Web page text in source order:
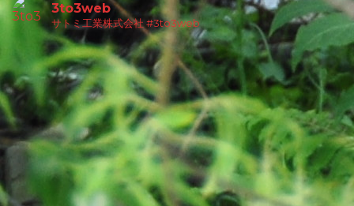
3to3web
サトミ工業株式会社 #3to3web